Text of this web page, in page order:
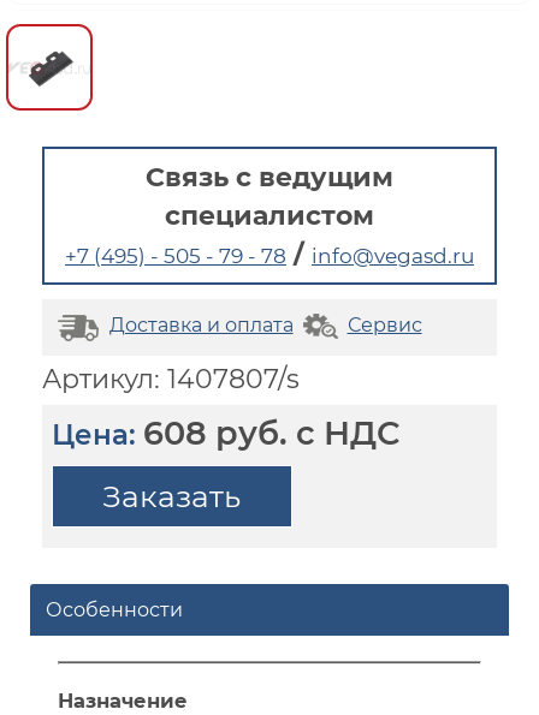
Связь с ведущим
специалистом
+7 (495) - 505 - 79 - 78 / info@vegasd.ru
Доставка и оплата Сервис
Артикул: 1407807/s
Цена: 608 руб. с НДС
Заказать
Особенности
Назначение